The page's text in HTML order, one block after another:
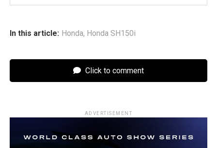
In this article: Honda, Honda SH150i
Click to comment
ADVERTISEMENT